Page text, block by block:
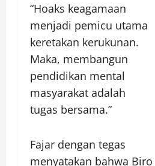
“Hoaks keagamaan
menjadi pemicu utama
keretakan kerukunan.
Maka, membangun
pendidikan mental
masyarakat adalah
tugas bersama.”
Fajar dengan tegas
menyatakan bahwa Biro